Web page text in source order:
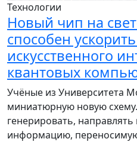
Технологии
Новый чип на
способен
искусственного
квантовых
Учёные из Университета
миниатюрную новую
генерировать, направлять
информацию,